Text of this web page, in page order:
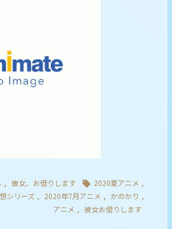
, 彼女、お借りします  2020夏アニメ ,
シリーズ , 2020年7月アニメ , かのかり ,
アニメ , 彼女お借りします